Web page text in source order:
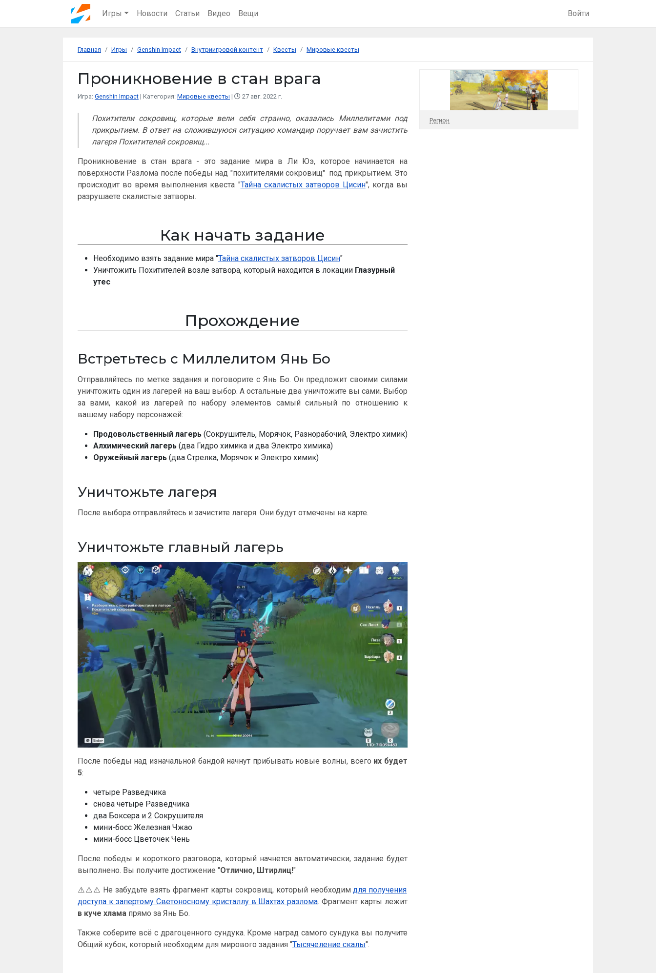
Игры Новости Статьи Видео Вещи Войти
Главная Игры Genshin Impact Внутриигровой контент Квесты Мировые квесты
Проникновение в стан врага
Игра: Genshin Impact Категория: Мировые квесты 27 авг. 2022 г.
Похитители сокровищ, которые вели себя странно, оказались Миллелитами под
прикрытием. В ответ на сложившуюся ситуацию командир поручает вам зачистить
лагеря Похитителей сокровищ...
Проникновение в стан врага - это задание мира в Ли Юэ, которое начинается на
поверхности Разлома после победы над "похитителями сокровищ" под прикрытием. Это
происходит во время выполнения квеста "Тайна скалистых затворов Цисин", когда вы
разрушаете скалистые затворы.
Как начать задание
Необходимо взять задание мира "Тайна скалистых затворов Цисин"
Уничтожить Похитителей возле затвора, который находится в локации Глазурный
утес
Прохождение
Встретьтесь с Миллелитом Янь Бо
Отправляйтесь по метке задания и поговорите с Янь Бо. Он предложит своими силами
уничтожить один из лагерей на ваш выбор. А остальные два уничтожите вы сами. Выбор
за вами, какой из лагерей по набору элементов самый сильный по отношению к
вашему набору персонажей:
Продовольственный лагерь (Сокрушитель, Морячок, Разнорабочий, Электро химик)
Алхимический лагерь (два Гидро химика и два Электро химика)
Оружейный лагерь (два Стрелка, Морячок и Электро химик)
Уничтожьте лагеря
После выбора отправляйтесь и зачистите лагеря. Они будут отмечены на карте.
Уничтожьте главный лагерь
После победы над изначальной бандой начнут прибывать новые волны, всего их будет
5:
четыре Разведчика
снова четыре Разведчика
два Боксера и 2 Сокрушителя
мини-босс Железная Чжао
мини-босс Цветочек Чень
После победы и короткого разговора, который начнется автоматически, задание будет
выполнено. Вы получите достижение "Отлично, Штирлиц!"
⚠️⚠️⚠️ Не забудьте взять фрагмент карты сокровищ, который необходимдля получения
доступа к запертому Светоносному кристаллу в Шахтах разлома. Фрагмент карты лежит
в куче хлама прямо за Янь Бо.
Также соберите всё с драгоценного сундука. Кроме наград самого сундука вы получите
Общий кубок, который необходим для мирового задания "Тысячеление скалы".
Регион